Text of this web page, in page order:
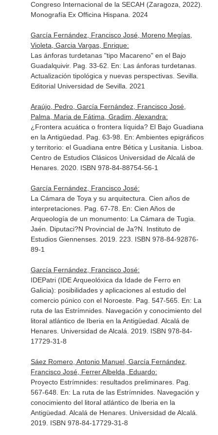
Congreso Internacional de la SECAH (Zaragoza, 2022)
Monografía Ex Officina Hispana. 2024
García Fernández, Francisco José, Moreno Megías,
Violeta, Garcia Vargas, Enrique:
Las ánforas turdetanas "tipo Macareno" en el Bajo
Guadalquivir. Pag. 33-62. En: Las ánforas turdetanas.
Actualización tipológica y nuevas perspectivas. Sevilla.
Editorial Universidad de Sevilla. 2021
Araújo, Pedro, García Fernández, Francisco José,
Palma, Maria de Fátima, Gradim, Alexandra:
¿Frontera acuática o frontera líquida? El Bajo Guadiana
en la Antigüedad. Pag. 63-98. En: Ambientes epigráficos
y territorio: el Guadiana entre Bética y Lusitania . Lisboa.
Centro de Estudios Clásicos Universidad de Alcalá de
Henares. 2020. ISBN 978-84-88754-56-1
García Fernández, Francisco José:
La Cámara de Toya y su arquitectura. Cien años de
interpretaciones. Pag. 67-78. En: Cien Años de
Arqueología de un monumento: La Cámara de Tugia
Jaén. Diputaci?N Provincial de Ja?N. Instituto de
Estudios Giennenses. 2019. 223. ISBN 978-84-92876-
89-1
García Fernández, Francisco José:
IDEPatri (IDE Arqueolóxica da Idade de Ferro en
Galicia): posibilidades y aplicaciones al estudio del
comercio púnico con el Noroeste. Pag. 547-565. En: La
ruta de las Estrímnides. Navegación y conocimiento del
litoral atlántico de Iberia en la Antigüedad . Alcalá de
Henares. Universidad de Alcalá. 2019. ISBN 978-84-
17729-31-8
Sáez Romero, Antonio Manuel, García Fernández,
Francisco José, Ferrer Albelda, Eduardo:
Proyecto Estrímnides: resultados preliminares. Pag.
567-648. En: La ruta de las Estrímnides. Navegación y
conocimiento del litoral atlántico de Iberia en la
Antigüedad . Alcalá de Henares. Universidad de Alcalá.
2019. ISBN 978-84-17729-31-8